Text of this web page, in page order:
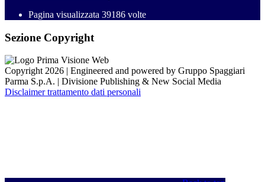
Pagina visualizzata 39186 volte
Sezione Copyright
Copyright 2026 | Engineered and powered by Gruppo Spaggiari
Parma S.p.A. | Divisione Publishing & New Social Media
Disclaimer trattamento dati personali